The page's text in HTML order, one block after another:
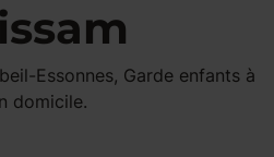
Essonnes, Garde enfants à
domicile.